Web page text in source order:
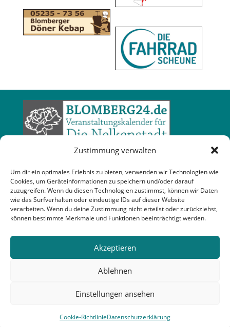
Zustimmung verwalten
Um dir ein optimales Erlebnis zu bieten, verwenden wir Technologien wie
Cookies, um Geräteinformationen zu speichern und/oder darauf
zuzugreifen. Wenn du diesen Technologien zustimmst, können wir Daten
wie das Surfverhalten oder eindeutige IDs auf dieser Website
verarbeiten. Wenn du deine Zustimmung nicht erteilst oder zurückziehst,
können bestimmte Merkmale und Funktionen beeinträchtigt werden.
Akzeptieren
Ablehnen
Einstellungen ansehen
Cookie-RichtlinieDatenschutzerklärung